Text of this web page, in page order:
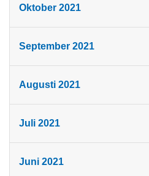
Oktober 2021
September 2021
Augusti 2021
Juli 2021
Juni 2021